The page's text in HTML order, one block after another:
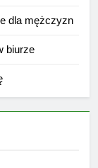
dla mężczyzn
biurze